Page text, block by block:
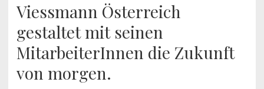
Viessmann Österreich
gestaltet mit seinen
MitarbeiterInnen die Zukunft
von morgen.